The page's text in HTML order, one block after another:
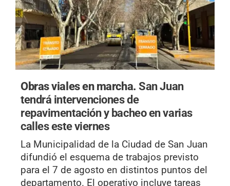
Obras viales en marcha.San Juan
tendrá intervenciones de
repavimentación y bacheo en varias
calles este viernes
La Municipalidad de la Ciudad de San Juan
difundió el esquema de trabajos previsto
para el 7 de agosto en distintos puntos del
departamento. El operativo incluye tareas